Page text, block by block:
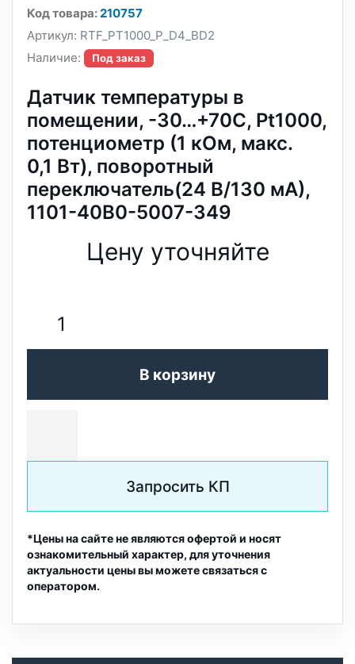
Код товара:210757
Артикул: RTF_PT1000_P_D4_BD2
Наличие:
Под заказ
Датчик температуры в
помещении, -30…+70C, Pt1000,
потенциометр (1 кОм, макс.
0,1 Вт), поворотный
переключатель(24 В/130 мА),
1101-40B0-5007-349
Цену уточняйте
В корзину
Запросить КП
*Цены на сайте не являются офертой и носят
ознакомительный характер, для уточнения
актуальности цены вы можете связаться с
оператором.